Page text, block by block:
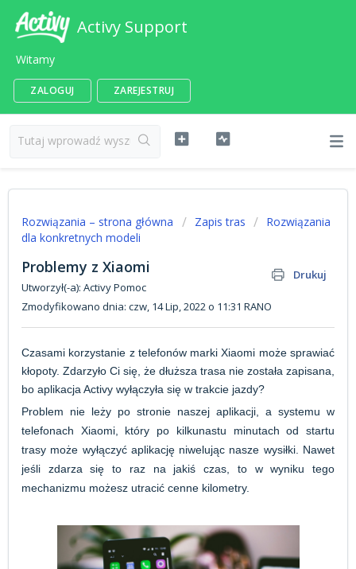
Activy Support
Witamy
ZALOGUJ ZAREJESTRUJ
Rozwiązania – strona główna Zapis tras
Rozwiązania
dla konkretnych modeli
Problemy z Xiaomi
Drukuj
Utworzył(-a): Activy Pomoc
Zmodyfikowano dnia: czw, 14 Lip, 2022 o 11:31 RANO
Czasami korzystanie z telefonów marki Xiaomi może sprawiać
kłopoty. Zdarzyło Ci się, że dłuższa trasa nie została zapisana,
bo aplikacja Activy wyłączyła się w trakcie jazdy?
Problem nie leży po stronie naszej aplikacji, a systemu w
telefonach Xiaomi, który po kilkunastu minutach od startu
trasy może wyłączyć aplikację niwelując nasze wysiłki. Nawet
jeśli zdarza się to raz na jakiś czas, to w wyniku tego
mechanizmu możesz utracić cenne kilometry.